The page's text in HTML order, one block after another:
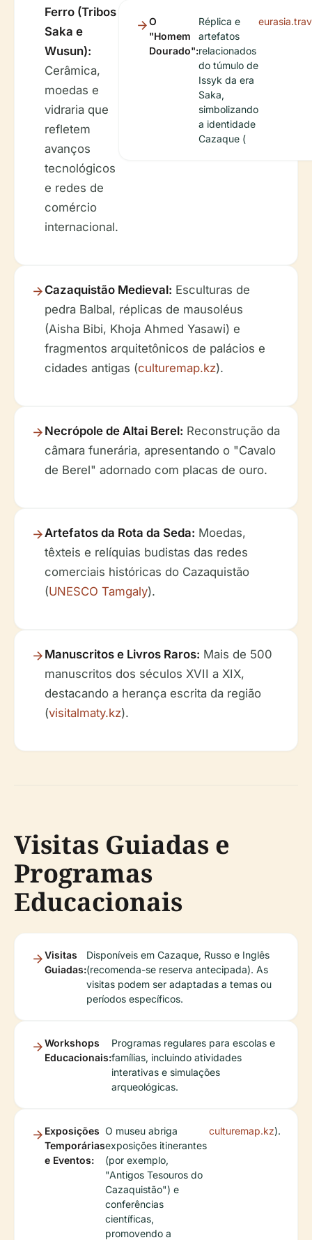
Ferro (Tribos
Saka e
Wusun):
Cerâmica,
moedas e
vidraria que
refletem
avanços
tecnológicos
e redes de
comércio
internacional.
O
"Homem
Dourado":
Réplica e
artefatos
relacionados
do túmulo de
Issyk da era
Saka,
simbolizando
a identidade
Cazaque (
Cazaquistão Medieval: Esculturas de
pedra Balbal, réplicas de mausoléus
(Aisha Bibi, Khoja Ahmed Yasawi) e
fragmentos arquitetônicos de palácios e
cidades antigas (culturemap.kz).
Necrópole de Altai Berel: Reconstrução da
câmara funerária, apresentando o "Cavalo
de Berel" adornado com placas de ouro.
Artefatos da Rota da Seda: Moedas,
têxteis e relíquias budistas das redes
comerciais históricas do Cazaquistão
(UNESCO Tamgaly).
Manuscritos e Livros Raros: Mais de 500
manuscritos dos séculos XVII a XIX,
destacando a herança escrita da região
(visitalmaty.kz).
Visitas Guiadas e
Programas
Educacionais
Visitas
Guiadas:
Disponíveis em Cazaque, Russo e Inglês
(recomenda-se reserva antecipada). As
visitas podem ser adaptadas a temas ou
períodos específicos.
Workshops
Educacionais:
Programas regulares para escolas e
famílias, incluindo atividades
interativas e simulações
arqueológicas.
Exposições
Temporárias
e Eventos:
O museu abriga
exposições itinerantes
(por exemplo,
"Antigos Tesouros do
Cazaquistão") e
conferências
científicas,
promovendo a
culturemap.kz).